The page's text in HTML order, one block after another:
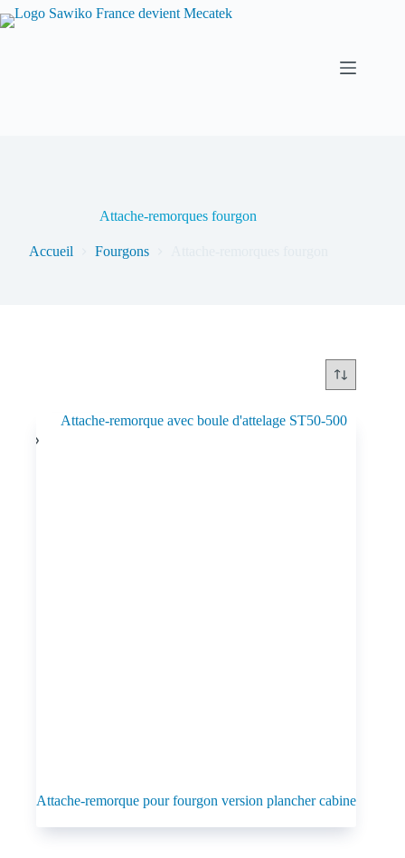
Attache-remorques fourgon
Accueil Fourgons
Attache-remorque pour fourgon version plancher cabine